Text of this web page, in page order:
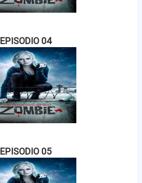
EPISODIO 04
EPISODIO 05